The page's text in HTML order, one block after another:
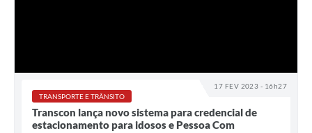
17 FEV 2023 - 16h27
TRANSPORTE E TRÂNSITO
Transcon lança novo sistema para credencial de
estacionamento para idosos e Pessoa Com